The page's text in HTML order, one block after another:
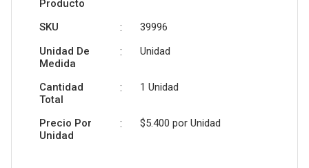
Producto
SKU :
39996
Unidad De
Medida
: Unidad
Cantidad
Total
: 1 Unidad
Precio Por
Unidad
: $5.400 por Unidad